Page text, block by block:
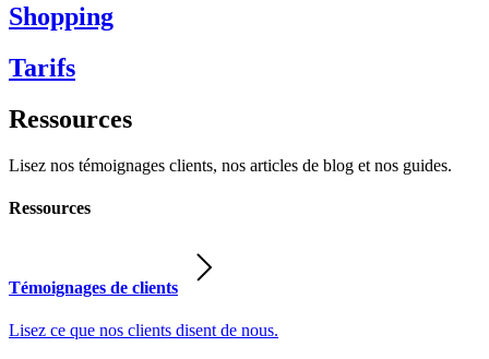
Shopping
Tarifs
Ressources
Lisez nos témoignages clients, nos articles de blog et nos guides.
Ressources
Témoignages de clients
Lisez ce que nos clients disent de nous.